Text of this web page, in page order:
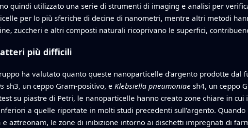
quindi utilizzato una serie di strumenti di imaging e analisi per
per lo più sferiche di decine di nanometri, mentre altri metodi
zuccheri e altri composti naturali ricoprivano le superfici,
più difficili
ha valutato quanto queste nanoparticelle d’argento prodotte
sh3, un ceppo Gram-positivo, e Klebsiella pneumoniae sh4, un ceppo
su piastre di Petri, le nanoparticelle hanno creato zone chiare in
a quelle riportate in molti studi precedenti sull’argento.
e aztreonam, le zone di inibizione intorno ai dischetti impregnati di